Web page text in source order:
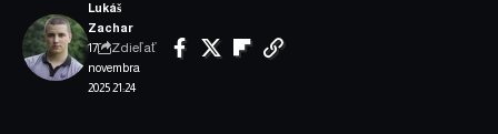
17.
novembra
2025 21:24
Lukáš
Zachar
Zdieľať